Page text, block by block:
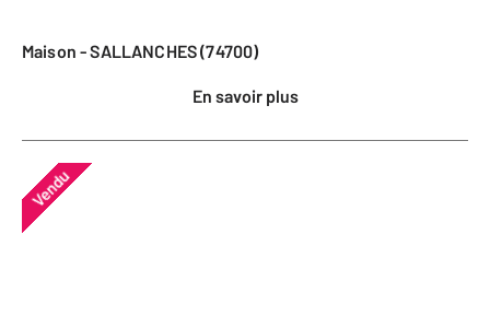
Maison - SALLANCHES (74700)
En savoir plus
Vendu